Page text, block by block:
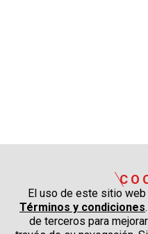
El uso de este sitio
Términos y condiciones
de terceros para